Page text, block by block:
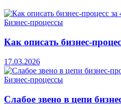
Бизнес-процессы
Как описать бизнес-
17.03.2026
Бизнес-процессы
Слабое звено в цепи